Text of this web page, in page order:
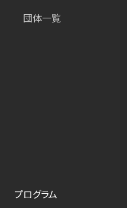
団体一覧
プログラム